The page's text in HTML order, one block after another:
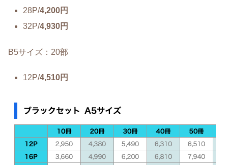
28P/4,200円
32P/4,930円
B5サイズ：20部
12P/4,510円